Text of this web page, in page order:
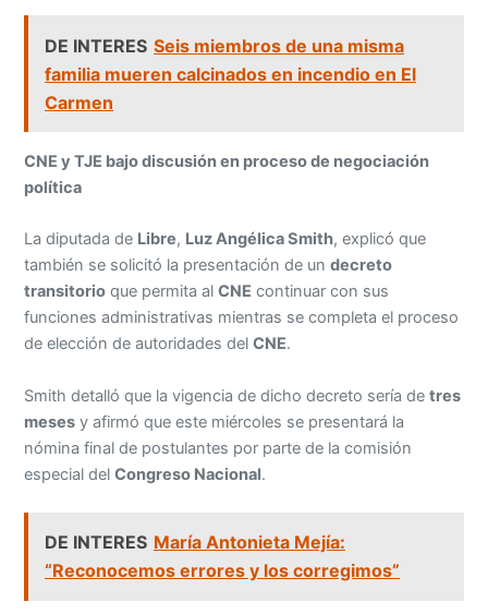
DE INTERES Seis miembros de una misma
familia mueren calcinados en incendio en El
Carmen
CNE y TJE bajo discusión en proceso de negociación
política
La diputada de Libre, Luz Angélica Smith, explicó que
también se solicitó la presentación de undecreto
transitorio que permita alCNE continuar con sus
funciones administrativas mientras se completa el proceso
de elección de autoridades delCNE.
Smith detalló que la vigencia de dicho decreto sería detres
meses y afirmó que este miércoles se presentará la
nómina final de postulantes por parte de la comisión
especial delCongreso Nacional.
DE INTERES María Antonieta Mejía:
“Reconocemos errores y los corregimos”